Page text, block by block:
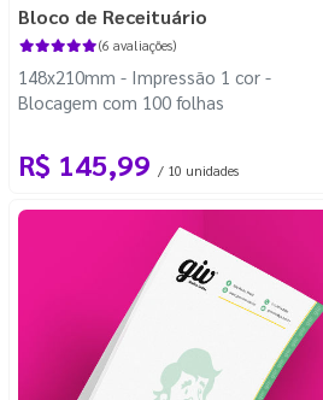
Bloco de Receituário
(6 avaliações)
148x210mm - Impressão 1 cor -
Blocagem com 100 folhas
R$ 145,99 / 10 unidades